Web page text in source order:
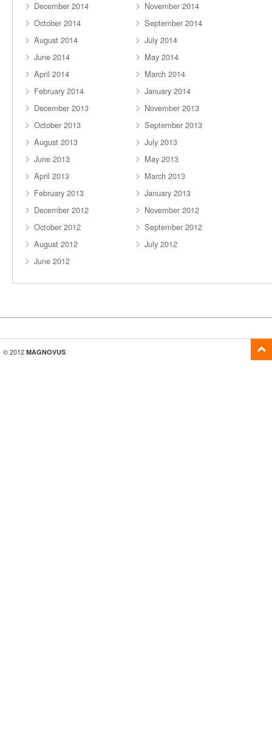
December 2014
November 2014
October 2014
September 2014
August 2014
July 2014
June 2014
May 2014
April 2014
March 2014
February 2014
January 2014
December 2013
November 2013
October 2013
September 2013
August 2013
July 2013
June 2013
May 2013
April 2013
March 2013
February 2013
January 2013
December 2012
November 2012
October 2012
September 2012
August 2012
July 2012
June 2012
© 2012 MAGNOVUS